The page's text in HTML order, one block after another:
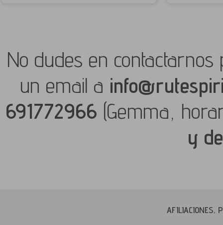
No dudes en
un email a
691772966 (Gemma,
y
AFILIACIONES,